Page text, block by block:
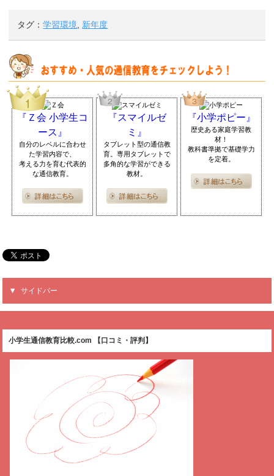
タグ：学習環境 新年度
『Ｚ会 小学生コ
ース』
自分のレベルに合わせ
た学習内容で、
考える力を育む代表的
な通信教育。
『スマイルゼ
ミ』
タブレット型の通信教
育。専用タブレットで
多角的な学習ができる
教材。
『小学ポピー』
歴史ある家庭学習教
材！
教科書準拠で基礎学力
を定着。
サイドバー
小学生通信教育比較.com 【口コミ・評判】